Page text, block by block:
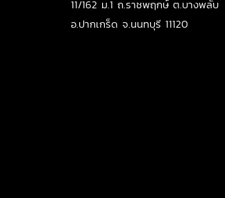
11/162 ม.1 ถ.ราชพฤกษ์ ต.บางพลับ
อ.ปากเกร็ด จ.นนทบุรี 11120